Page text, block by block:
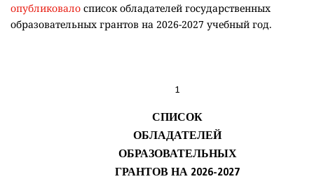
опубликовало список обладателей государственных
образовательных грантов на 2026-2027 учебный год.